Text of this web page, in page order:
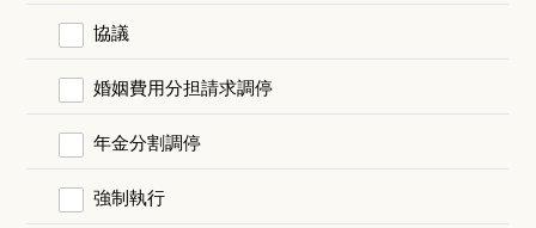
協議
婚姻費用分担請求調停
年金分割調停
強制執行